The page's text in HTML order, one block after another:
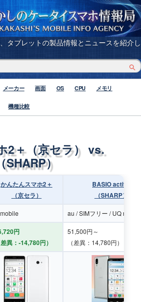
タブレットの製品情報とニュースを紹介し
メーカー 画面 OS CPU メモリ
機種比較
2＋（京セラ） vs.
）
かんたんスマホ2＋
（京セラ）
BASIO active
（SHARP）
au / SIMフリー / UQ mobile
円
差異：-14,780円）
51,500円～
（差異：14,780円）